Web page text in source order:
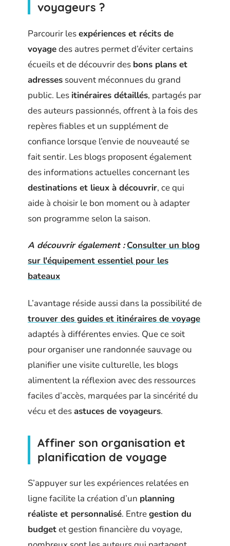
voyageurs ?
Parcourir lesexpériences et récits de
voyagedes autres permet d’éviter certains
écueils et de découvrir des bons plans et
adresses souvent méconnues du grand
public. Les itinéraires détaillés, partagés par
des auteurs passionnés, offrent à la fois des
repères fiables et un supplément de
confiance lorsque l’envie de nouveauté se
fait sentir. Les blogs proposent également
des informations actuelles concernant les
destinations et lieux à découvrir, ce qui
aide à choisir le bon moment ou à adapter
son programme selon la saison.
A découvrir également : Consulter un blog
sur l'équipement essentiel pour les
bateaux
L’avantage réside aussi dans la possibilité de
trouver des guides et itinéraires de voyage
adaptés à différentes envies. Que ce soit
pour organiser une randonnée sauvage ou
planifier une visite culturelle, les blogs
alimentent la réflexion avec des ressources
faciles d’accès, marquées par la sincérité du
vécu et desastuces de voyageurs.
Affiner son organisation et
planification de voyage
S’appuyer sur les expériences relatées en
ligne facilite la création d’un planning
réaliste et personnalisé. Entregestion du
budgetet gestion financière du voyage,